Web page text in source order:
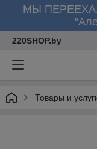
МЫ
220SHOP.by
Товары и